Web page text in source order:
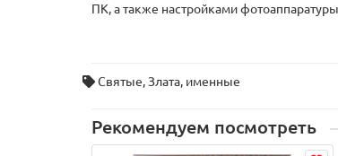
ПК, а также настройками
Святые,Злата, именные
Рекомендуем посмотреть